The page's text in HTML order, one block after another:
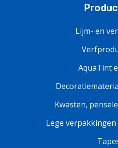
Lijm- en
AquaTint
Kwasten,
Lege verpakkingen